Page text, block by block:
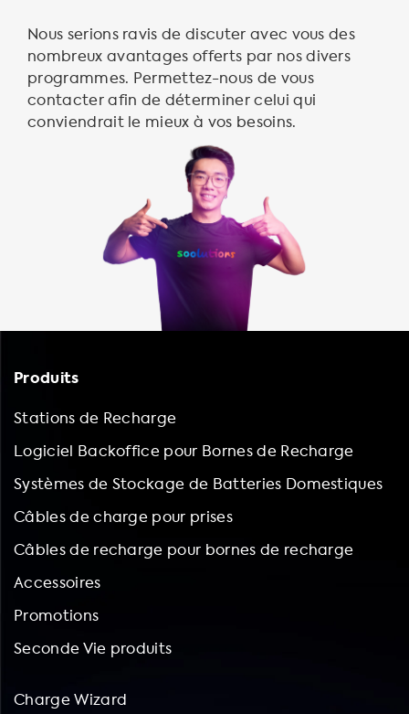
Nous serions ravis de discuter avec vous des
nombreux avantages offerts par nos divers
programmes. Permettez-nous de vous
contacter afin de déterminer celui qui
conviendrait le mieux à vos besoins.
Produits
Stations de Recharge
Logiciel Backoffice pour Bornes de Recharge
Systèmes de Stockage de Batteries Domestiques
Câbles de charge pour prises
Câbles de recharge pour bornes de recharge
Accessoires
Promotions
Seconde Vie produits
Charge Wizard